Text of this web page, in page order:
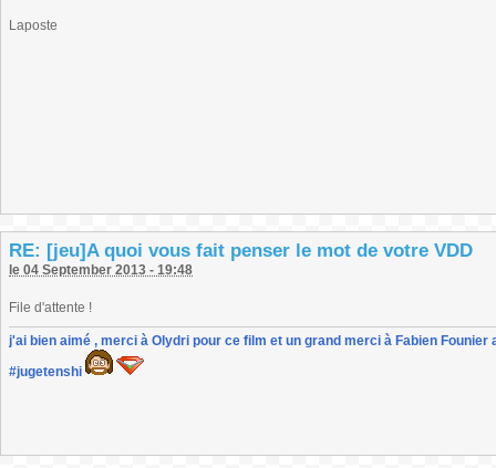
Laposte
RE: [jeu]A quoi vous fait penser le mot de votre VDD
le 04 September 2013 - 19:48
File d'attente !
j'ai bien aimé , merci à Olydri pour ce film et un grand merci à Fabien
#jugetenshi